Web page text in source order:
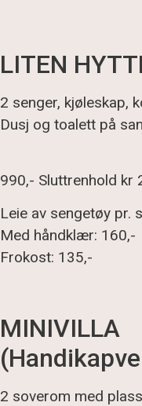
LITEN
2 senger, kjøleskap,
Dusj og toalett på
990,- Sluttrenhold kr
Leie av sengetøy pr.
Med håndklær: 160,-
Frokost: 135,-
MINIVILLA
2 soverom med